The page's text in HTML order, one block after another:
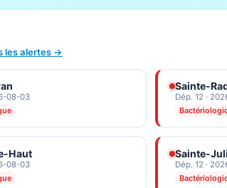
les alertes →
08-03
Sainte-
Dép. 12 ·
Haut
08-03
Sainte-
Dép. 12 ·